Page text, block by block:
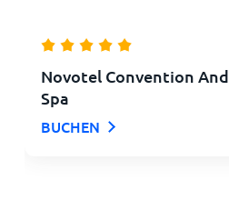
Novotel Convention And
Spa
BUCHEN